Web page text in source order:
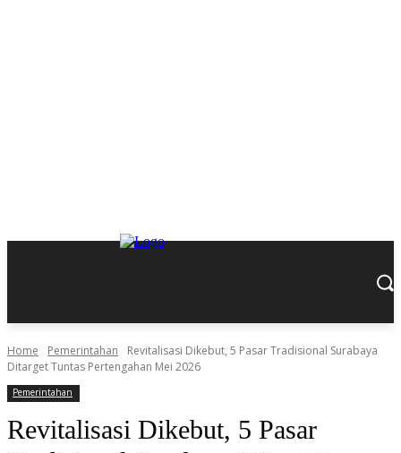
Home Pemerintahan
Revitalisasi Dikebut, 5 Pasar Tradisional Surabaya
Ditarget Tuntas Pertengahan Mei 2026
Pemerintahan
Revitalisasi Dikebut, 5 Pasar